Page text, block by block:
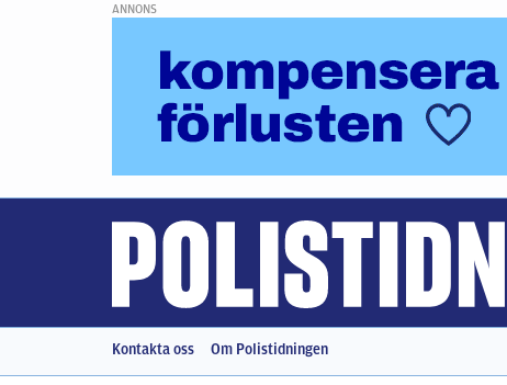
ANNONS
Kontakta oss Om Polistidningen